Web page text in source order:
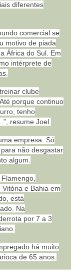
diferentes
comercial se
motivo de piada
África do Sul. Em
intérprete de
clube
porque continuo
tenho
resume Joel.
empresa. Só
não desgastar
algum.
e Bahia em
está
Na
por 7 a 3
há muito
de 65 anos.